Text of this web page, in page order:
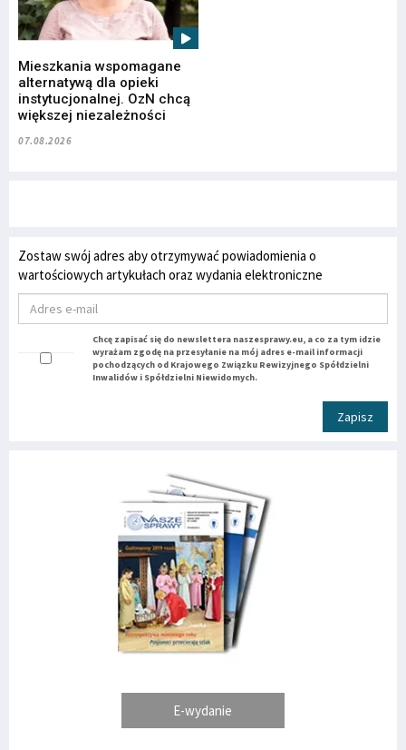
Mieszkania wspomagane
alternatywą dla opieki
instytucjonalnej. OzN chcą
większej niezależności
07.08.2026
Zostaw swój adres aby otrzymywać powiadomienia o
wartościowych artykułach oraz wydania elektroniczne
Chcę zapisać się do newslettera naszesprawy.eu, a co za tym idzie
wyrażam zgodę na przesyłanie na mój adres e-mail informacji
pochodzących od Krajowego Związku Rewizyjnego Spółdzielni
Inwalidów i Spółdzielni Niewidomych.
Zapisz
E-wydanie